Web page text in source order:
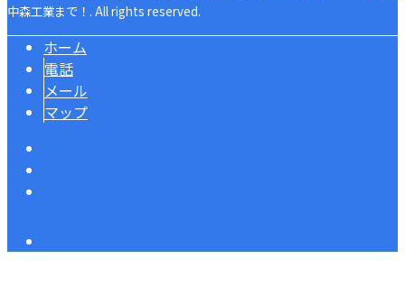
中森工業まで！. All rights reserved.
ホーム
電話
メール
マップ